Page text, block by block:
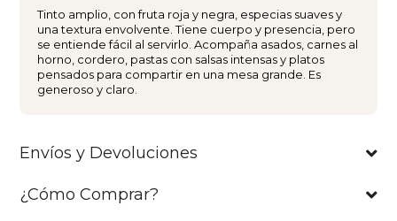
Envíos y Devoluciones
¿Cómo Comprar?
Tinto amplio, con fruta roja y negra, especias suaves y
una textura envolvente. Tiene cuerpo y presencia, pero
se entiende fácil al servirlo. Acompaña asados, carnes al
horno, cordero, pastas con salsas intensas y platos
pensados para compartir en una mesa grande. Es
generoso y claro.